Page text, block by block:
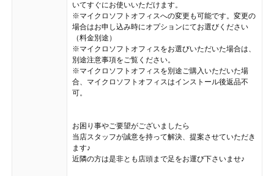
いてすぐにお使いいただけます。
※マイクロソフトオフィスへの変更も可能です。変更の
場合はお申し込み時にオプションにてお選びください
（料金別途）
※マイクロソフトオフィスをお選びいただいた場合は、
別途注意事項をご覧ください。
※マイクロソフトオフィスを別途ご購入いただいた場
合、マイクロソフトオフィスはインストール後返品不
可。
お困り事やご要望がございましたら
当店スタッフが誠意を持って解決、提案させていただき
ます♪
近隣の方は是非とも店頭まで足をお運び下さいませ♪